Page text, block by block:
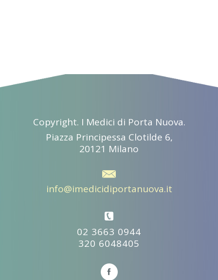
Copyright. I Medici di Porta Nuova.
Piazza Principessa Clotilde 6,
20121 Milano
info@imedicidiportanuova.it
02 3663 0944
320 6048405